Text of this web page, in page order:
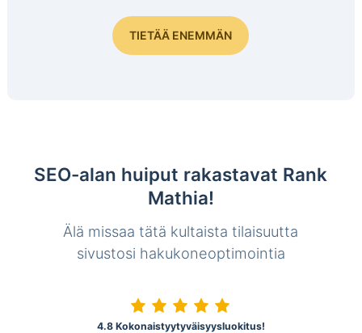
TIETÄÄ ENEMMÄN
SEO-alan huiput rakastavat Rank
Mathia!
Älä missaa tätä kultaista tilaisuutta
sivustosi hakukoneoptimointia
4.8 Kokonaistyytyväisyysluokitus!